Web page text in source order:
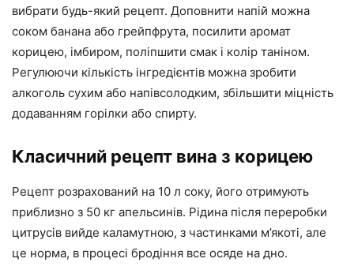
вибрати будь-який рецепт. Доповнити напій можна
соком банана або грейпфрута, посилити аромат
корицею, імбиром, поліпшити смак і колір таніном.
Регулюючи кількість інгредієнтів можна зробити
алкоголь сухим або напівсолодким, збільшити міцність
додаванням горілки або спирту.
Класичний рецепт вина з корицею
Рецепт розрахований на 10 л соку, його отримують
приблизно з 50 кг апельсинів. Рідина після переробки
цитрусів вийде каламутною, з частинками м’якоті, але
це норма, в процесі бродіння все осяде на дно.